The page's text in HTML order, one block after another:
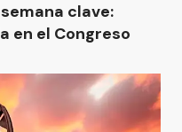
clave:
en el Congreso